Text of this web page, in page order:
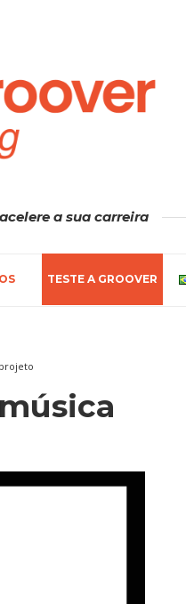
a sua carreira
TESTE A GROOVER